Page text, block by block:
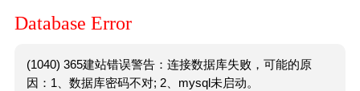
Database Error
(1040) 365建站错误警告：连接数据库失败，可能的原
因：1、数据库密码不对; 2、mysql未启动。